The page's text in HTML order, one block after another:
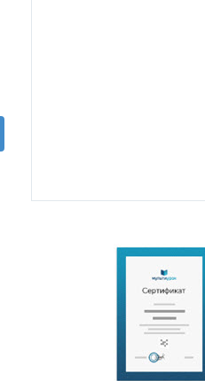
Автор – составитель:
Салеева Любовь Николаевна